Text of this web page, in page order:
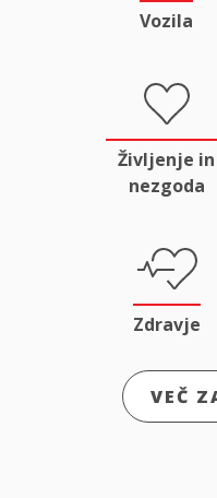
Vozila
Življenje in
nezgoda
Zdravje
VEČ